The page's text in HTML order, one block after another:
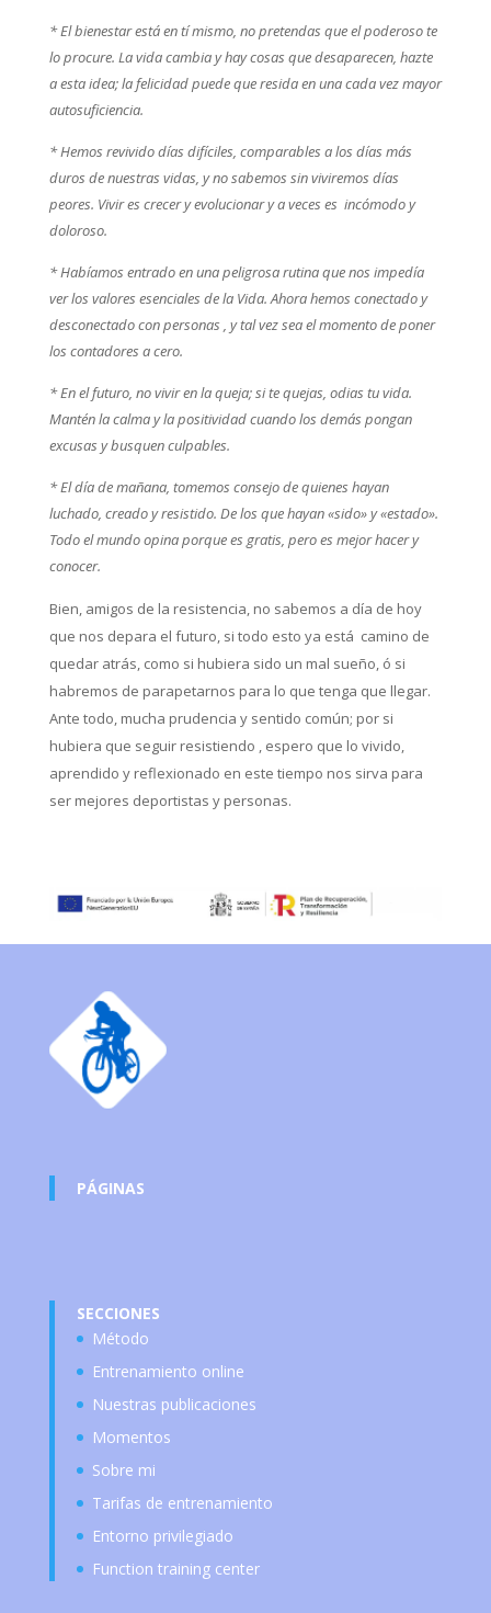
* El bienestar está en tí mismo, no pretendas que el poderoso te
lo procure. La vida cambia y hay cosas que desaparecen, hazte
a esta idea; la felicidad puede que resida en una cada vez mayor
autosuficiencia.
* Hemos revivido días difíciles, comparables a los días más
duros de nuestras vidas, y no sabemos sin viviremos días
peores. Vivir es crecer y evolucionar y a veces es incómodo y
doloroso.
* Habíamos entrado en una peligrosa rutina que nos impedía
ver los valores esenciales de la Vida. Ahora hemos conectado y
desconectado con personas , y tal vez sea el momento de poner
los contadores a cero.
* En el futuro, no vivir en la queja; si te quejas, odias tu vida.
Mantén la calma y la positividad cuando los demás pongan
excusas y busquen culpables.
* El día de mañana, tomemos consejo de quienes hayan
luchado, creado y resistido. De los que hayan «sido» y «estado».
Todo el mundo opina porque es gratis, pero es mejor hacer y
conocer.
Bien, amigos de la resistencia, no sabemos a día de hoy
que nos depara el futuro, si todo esto ya está camino de
quedar atrás, como si hubiera sido un mal sueño, ó si
habremos de parapetarnos para lo que tenga que llegar.
Ante todo, mucha prudencia y sentido común; por si
hubiera que seguir resistiendo , espero que lo vivido,
aprendido y reflexionado en este tiempo nos sirva para
ser mejores deportistas y personas.
PÁGINAS
SECCIONES
Método
Entrenamiento online
Nuestras publicaciones
Momentos
Sobre mi
Tarifas de entrenamiento
Entorno privilegiado
Function training center